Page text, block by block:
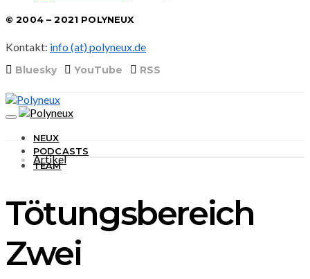
© 2004 – 2021 POLYNEUX
Kontakt: info (at) polyneux.de
Bluesky YouTube RSS
NEUX
PODCASTS
TEAM
Artikel
Tötungsbereich
Zwei